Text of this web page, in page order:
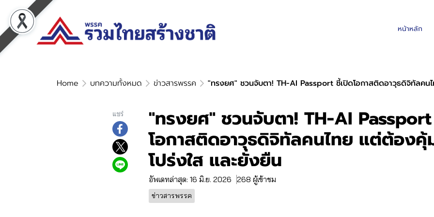
หน้าหลัก
Home บทความทั้งหมด ข่าวสารพรรค "ทรงยศ" ชวนจับตา! TH-AI Passport ชี้เปิดโอกาสติดอาวุธดิจิทัลคน
แชร์ "ทรงยศ" ชวนจับตา! TH-AI
โอกาสติดอาวุธดิจิทัลคนไทย แต่ต้องคุ้
โปร่งใส และยั่งยืน
อัพเดทล่าสุด: 16 มิ.ย. 2026 268 ผู้เข้าชม
ข่าวสารพรรค